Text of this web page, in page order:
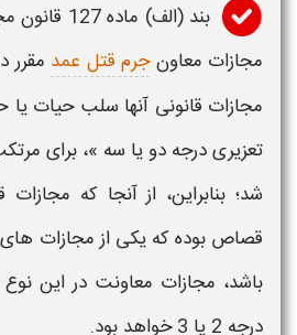
بند (الف)
مجازات معاونجرم قتل عمد مقرر
مجازات قانونی آنها سلب حیات
تعزیری درجه دو یا سه »، برای
شد؛ بنابراین، از آنجا که مجازات
قصاص بوده که یکی از مجازات
باشد، مجازات معاونت در این نوع
درجه 2 یا 3 خواهد بود.